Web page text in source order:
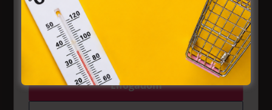
Akciók
Aktualitások
weblapoknak, melyek az Európai Unió országain belül
működnek, a „sütik" használatához, és ezeknek a
felhasználó számítógépén vagy egyéb eszközén történő
tárolásához a felhasználók hozzájárulását kell kérniük.
Elfogadom